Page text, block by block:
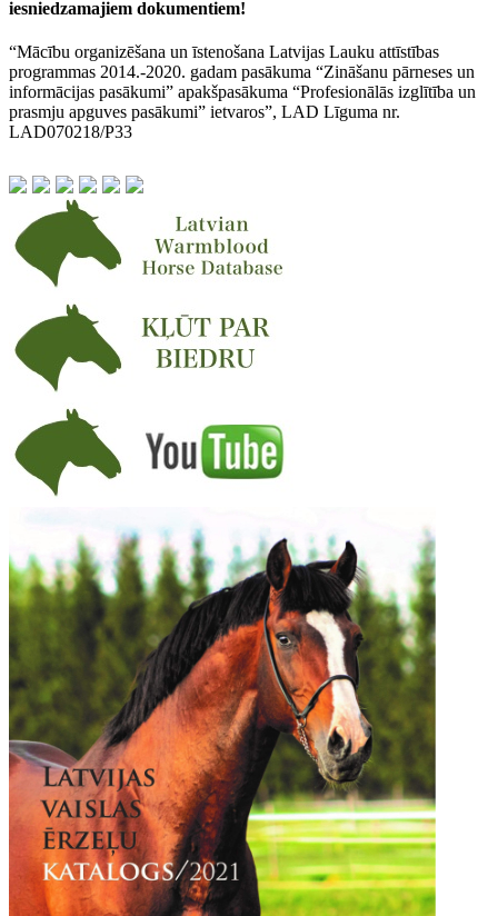
iesniedzamajiem dokumentiem!
“Mācību organizēšana un īstenošana Latvijas Lauku attīstības
programmas 2014.-2020. gadam pasākuma “Zināšanu pārneses un
informācijas pasākumi” apakšpasākuma “Profesionālās izglītība un
prasmju apguves pasākumi” ietvaros”, LAD Līguma nr.
LAD070218/P33